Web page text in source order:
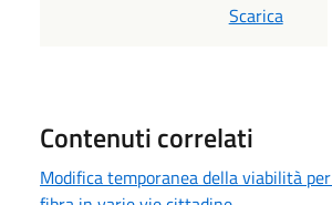
PDF
Scarica
Contenuti correlati
Modifica temporanea della viabilità